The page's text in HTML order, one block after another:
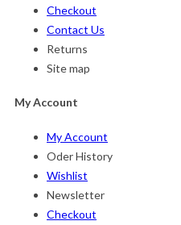
Checkout
Contact Us
Returns
Site map
My Account
My Account
Oder History
Wishlist
Newsletter
Checkout